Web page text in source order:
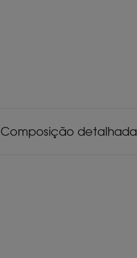
Composição detalhada